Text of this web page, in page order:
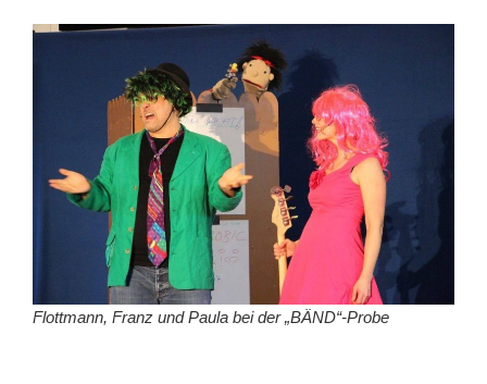
Flottmann, Franz und Paula bei der „BÄND“-Probe